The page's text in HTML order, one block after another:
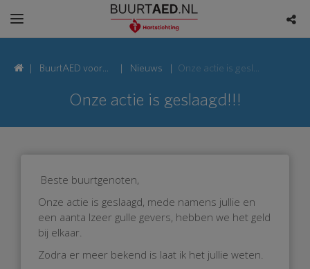
BuurtAED voor
Karveel 59,
Nieuws Onze actie is geslaagd!!!
Onze actie is geslaagd!!!
Beste buurtgenoten,
Onze actie is geslaagd, mede namens jullie en
een aanta lzeer gulle gevers, hebben we het geld
bij elkaar.
Zodra er meer bekend is laat ik het jullie weten.